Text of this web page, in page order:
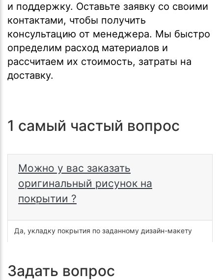
и поддержку. Оставьте заявку со своими
контактами, чтобы получить
консультацию от менеджера. Мы быстро
определим расход материалов и
рассчитаем их стоимость, затраты на
доставку.
1 самый частый вопрос
Можно у вас заказать
оригинальный рисунок на
покрытии ?
Да, укладку покрытия по заданному дизайн-макету
Задать вопрос